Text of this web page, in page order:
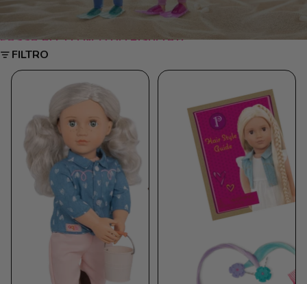
PASSA ALL'ELENCO DEI RISULTATI
FILTRO